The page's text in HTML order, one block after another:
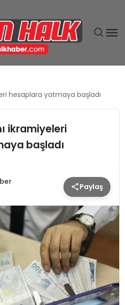
hesaplara yatmaya başladı
ikramiyeleri
başladı
Paylaş